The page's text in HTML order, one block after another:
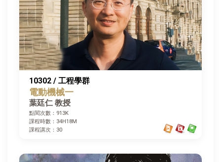
10302 / 工程學群
電動機械一
葉廷仁 教授
點閱次數：913K
課程時數：34H18M
課程講次：30